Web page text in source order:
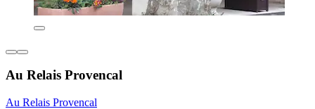
Au Relais Provencal
Au Relais Provencal